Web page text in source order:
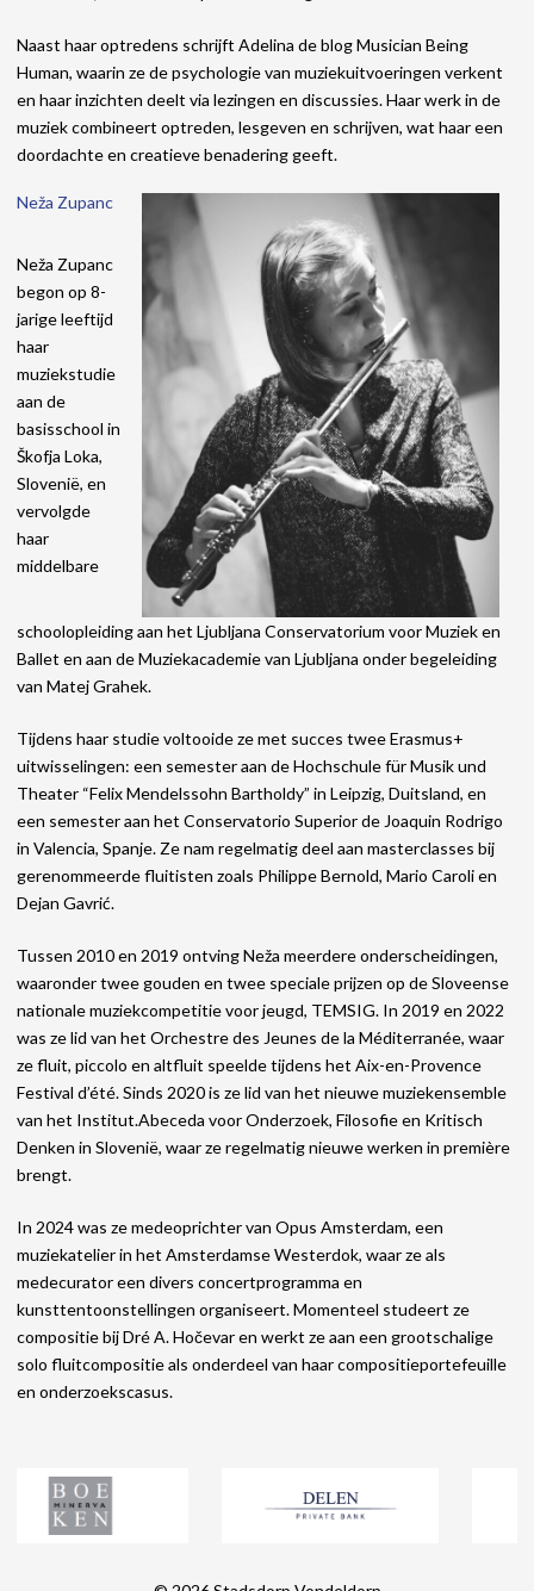
Naast haar optredens schrijft Adelina de blog Musician Being
Human, waarin ze de psychologie van muziekuitvoeringen verkent
en haar inzichten deelt via lezingen en discussies. Haar werk in de
muziek combineert optreden, lesgeven en schrijven, wat haar een
doordachte en creatieve benadering geeft.
Neža Zupanc
Neža Zupanc
begon op 8-
jarige leeftijd
haar
muziekstudie
aan de
basisschool in
Škofja Loka,
Slovenië, en
vervolgde
haar
middelbare
schoolopleiding aan het Ljubljana Conservatorium voor Muziek en
Ballet en aan de Muziekacademie van Ljubljana onder begeleiding
van Matej Grahek.
Tijdens haar studie voltooide ze met succes twee Erasmus+
uitwisselingen: een semester aan de Hochschule für Musik und
Theater “Felix Mendelssohn Bartholdy” in Leipzig, Duitsland, en
een semester aan het Conservatorio Superior de Joaquin Rodrigo
in Valencia, Spanje. Ze nam regelmatig deel aan masterclasses bij
gerenommeerde fluitisten zoals Philippe Bernold, Mario Caroli en
Dejan Gavrić.
Tussen 2010 en 2019 ontving Neža meerdere onderscheidingen,
waaronder twee gouden en twee speciale prijzen op de Sloveense
nationale muziekcompetitie voor jeugd, TEMSIG. In 2019 en 2022
was ze lid van het Orchestre des Jeunes de la Méditerranée, waar
ze fluit, piccolo en altfluit speelde tijdens het Aix-en-Provence
Festival d’été. Sinds 2020 is ze lid van het nieuwe muziekensemble
van het Institut.Abeceda voor Onderzoek, Filosofie en Kritisch
Denken in Slovenië, waar ze regelmatig nieuwe werken in première
brengt.
In 2024 was ze medeoprichter van Opus Amsterdam, een
muziekatelier in het Amsterdamse Westerdok, waar ze als
medecurator een divers concertprogramma en
kunsttentoonstellingen organiseert. Momenteel studeert ze
compositie bij Dré A. Hočevar en werkt ze aan een grootschalige
solo fluitcompositie als onderdeel van haar compositieportefeuille
en onderzoekscasus.